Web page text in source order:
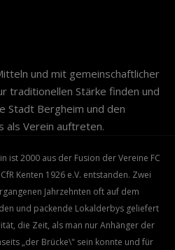
und mit gemeinschaftlicher
traditionellen Stärke finden und
Stadt Bergheim und den
als Verein auftreten.
ist 2000 aus der Fusion der Vereine FC
Kenten 1926 e.V. entstanden. Zwei
Jahrzehnten oft auf dem
und packende Lokalderbys geliefert
die Zeit, als man nur Anhänger der
„der Brücke\" sein konnte und für